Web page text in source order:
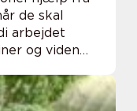
de skal
arbejdet
og viden